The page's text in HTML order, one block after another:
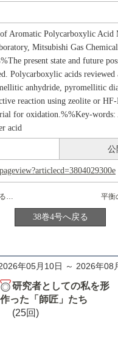
of Aromatic Polycarboxylic
Mitsubishi Gas
present state and future
Polycarboxylic acids
anhydride, pyromellitic
reaction using zeolite or
for oxidation.%%Key-
acid
公
アンモニア合成用ルテニウム触媒における担体及び促進剤効果
38巻4号へ戻る
年05月10日 ～ 2026年08
研究者としての私を形
作った「師匠」たち
(25回)